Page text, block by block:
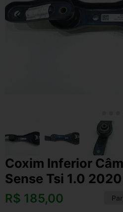
Coxim Inferior
Sense Tsi 1.0 2020
R$ 185,00